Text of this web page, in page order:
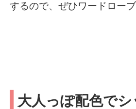
するので、ぜひワードローブ
大人っぽ配色で